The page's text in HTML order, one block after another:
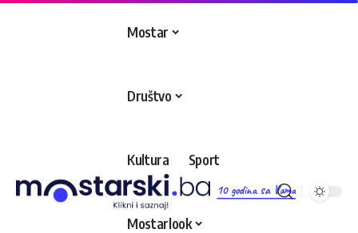
10 godina sa Vama
Mostar
Društvo
Kultura Sport
Mostarlook